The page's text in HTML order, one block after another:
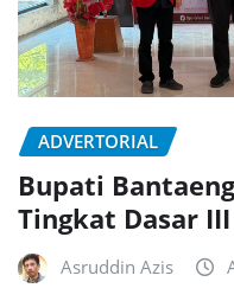
ADVERTORIAL
Bupati
Tingkat Dasar
Asruddin Azis